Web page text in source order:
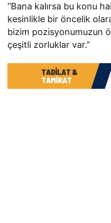
‘’Bana kalırsa bu konu
kesinlikle bir öncelik
bizim pozisyonumuzun
çeşitli zorluklar var.’’